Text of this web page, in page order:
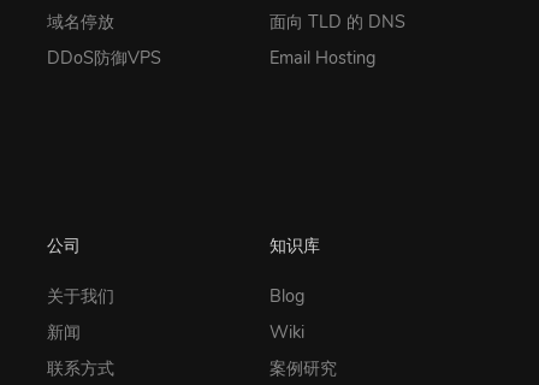
域名停放
DDoS防御VPS
面向 TLD 的 DNS
Email Hosting
公司
关于我们
新闻
联系方式
知识库
Blog
Wiki
案例研究